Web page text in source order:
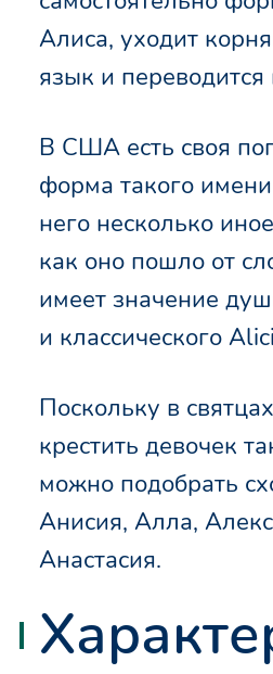
Алиса, уходит
язык и переводится
В США есть своя
форма такого
него несколько
как оно пошло от
имеет значение
и классического
Поскольку в
крестить девочек
можно подобрать
Анисия, Алла,
Анастасия.